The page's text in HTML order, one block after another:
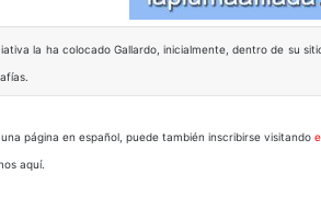
la ha colocado Gallardo, inicialmente, dentro de su
página en español, puede también inscribirse visitando
aquí.